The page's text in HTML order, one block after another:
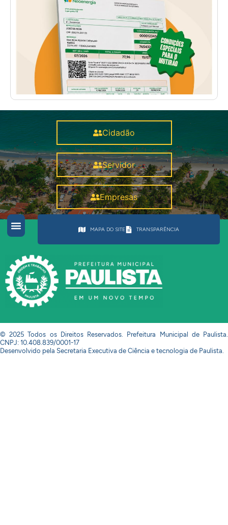
Cidadão
Servidor
Empresas
MAPA DO SITE TRANSPARÊNCIA
© 2025 Todos os Direitos Reservados. Prefeitura Municipal de Paulista.
CNPJ: 10.408.839/0001-17
Desenvolvido pela Secretaria Executiva de Ciência e tecnologia de Paulista.